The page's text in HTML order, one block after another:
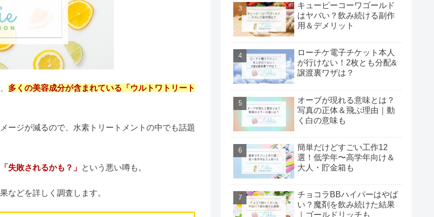
多くの美容成分が含まれている「ウルトワトリート
ージが減るので、水素トリートメントの中でも話題
失敗されるかも？」 という悪い噂も。
などを詳しく調査します。
キューピーコーワゴールド
はヤバい？飲み続ける副作
用＆デメリット
ローチケ電子チケット本人
が行けない！2枚とも分配&
譲渡裏ワザは？
オーブが現れる意味とは？
写真の正体＆飛ぶ理由｜動
く白の意味も
簡単だけどすごい工作12
選！低学年〜高学年向け＆
大人・貯金箱も
チョコラBBハイパーはやば
い？魔剤を飲み続けた結果
｜ゴールドリッチも